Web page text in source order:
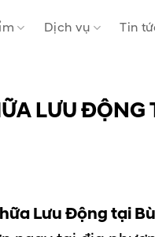
Dịch vụ Tin
LƯU
Lưu Động tại